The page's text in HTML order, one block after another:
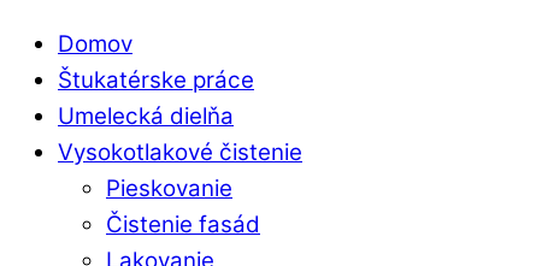
Domov
Štukatérske práce
Umelecká dielňa
Vysokotlakové čistenie
Pieskovanie
Čistenie fasád
Lakovanie